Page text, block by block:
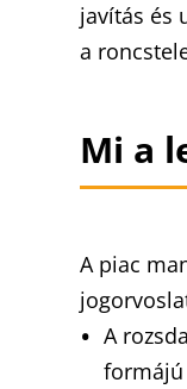
javítás és
a
Mi a
A piac
A
formájú